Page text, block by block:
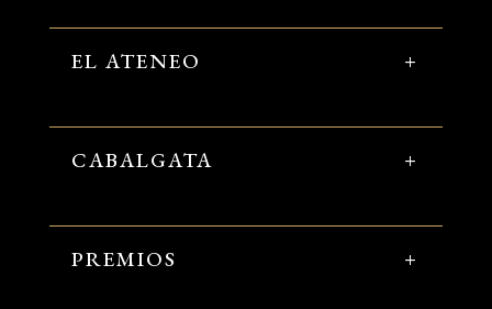
EL ATENEO
CABALGATA
PREMIOS